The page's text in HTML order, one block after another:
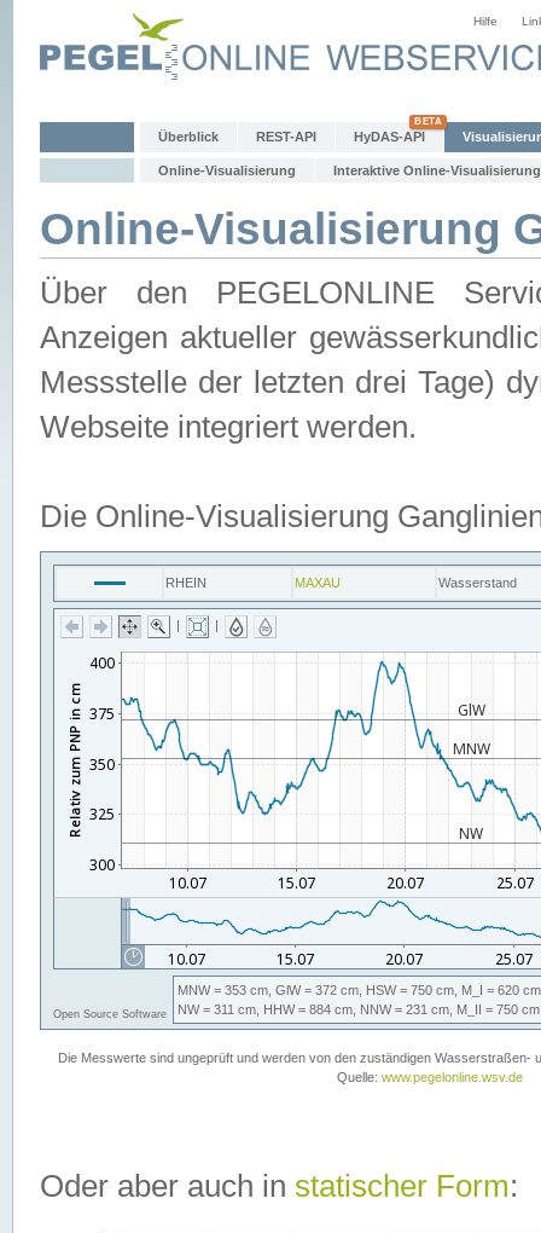
Hilfe
Überblick REST-API HyDAS-API
Online-Visualisierung Interaktive Online-Visualisierung
Online-Visualisierung
Über den PEGELONLINE
Anzeigen aktueller
Messstelle der letzten drei Tage)
Webseite integriert werden.
Die Online-Visualisierung
Oder aber auch in statischer Form: